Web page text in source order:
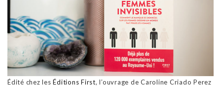
Édité chez les Éditions First, l’ouvrage de Caroline Criado Perez